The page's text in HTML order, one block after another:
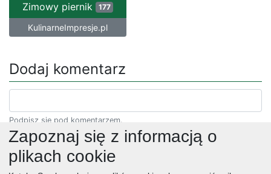
Zimowy piernik 177
KulinarneImpresje.pl
Dodaj komentarz
Podpisz się pod komentarzem.
Zapoznaj się z informacją o
plikach cookie